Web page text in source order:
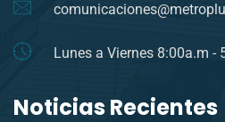
Lunes a Viernes 8:00a.m -
Noticias Recientes